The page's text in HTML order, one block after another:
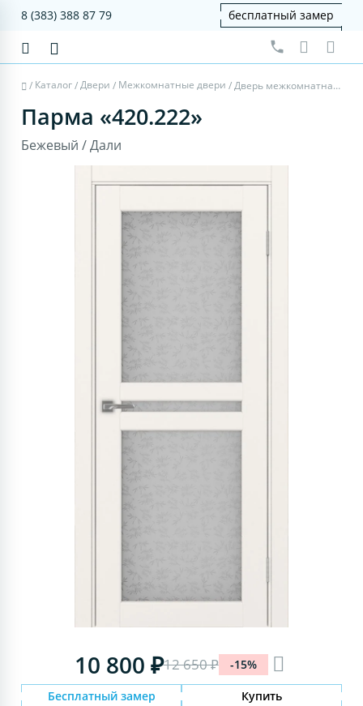
8 (383) 388 87 79 бесплатный замер
/ Каталог/Двери / Межкомнатные двери / Дверь межкомнатная Парма 420.222 - бежевый, дали
Парма «420.222»
Бежевый / Дали
10 800 ₽12 650 ₽ -15%
Бесплатный замер Купить